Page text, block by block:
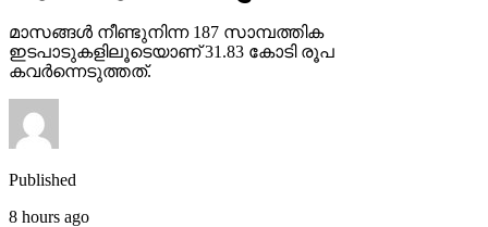
മാസങ്ങള്‍ നീണ്ടുനിന്ന 187 സാമ്പത്തിക
ഇടപാടുകളിലൂടെയാണ് 31.83 കോടി രൂപ
കവര്‍ന്നെടുത്തത്.
Published
8 hours ago